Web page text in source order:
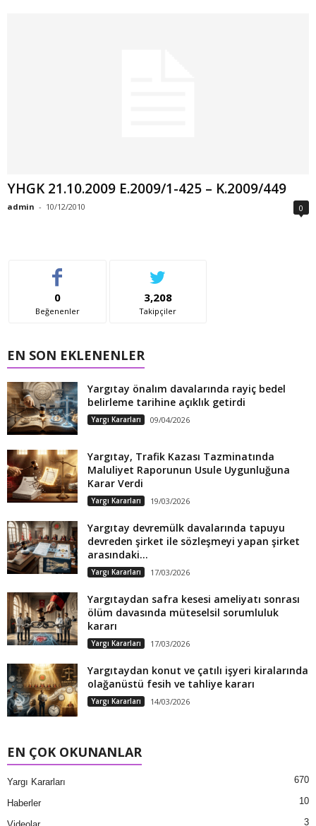
YHGK 21.10.2009 E.2009/1-425 – K.2009/449
admin - 10/12/2010 0
0
Beğenenler
3,208
Takipçiler
EN SON EKLENENLER
Yargıtay önalım davalarında rayiç bedel
belirleme tarihine açıklık getirdi
Yargı Kararları 09/04/2026
Yargıtay, Trafik Kazası Tazminatında
Maluliyet Raporunun Usule Uygunluğuna
Karar Verdi
Yargı Kararları 19/03/2026
Yargıtay devremülk davalarında tapuyu
devreden şirket ile sözleşmeyi yapan şirket
arasındaki...
Yargı Kararları 17/03/2026
Yargıtaydan safra kesesi ameliyatı sonrası
ölüm davasında müteselsil sorumluluk
kararı
Yargı Kararları 17/03/2026
Yargıtaydan konut ve çatılı işyeri kiralarında
olağanüstü fesih ve tahliye kararı
Yargı Kararları 14/03/2026
EN ÇOK OKUNANLAR
Yargı Kararları 670
Haberler 10
3